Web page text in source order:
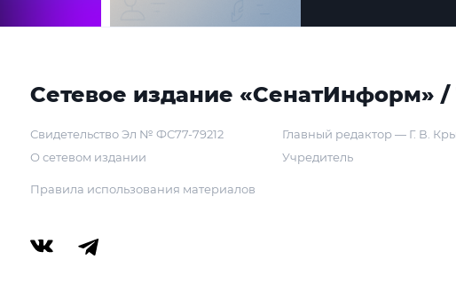
Сетевое издание «СенатИнформ» /
Свидетельство Эл № ФС77-79212
О сетевом издании
Главный редактор — Г. В.
Учредитель
Правила использования материалов